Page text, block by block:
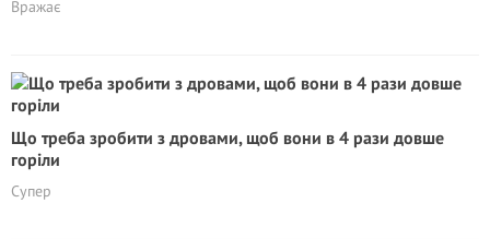
Вражає
Що треба зробити з дровами, щоб вони в 4 рази довше
горіли
Супер